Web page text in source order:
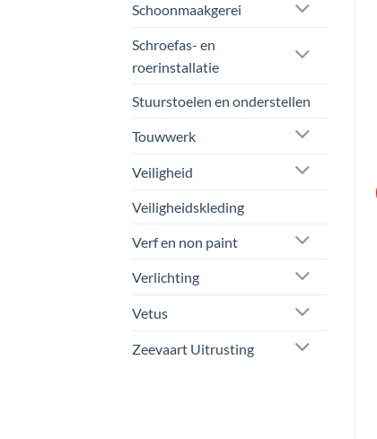
Schoonmaakgerei
Schroefas- en
roerinstallatie
Stuurstoelen en onderstellen
Touwwerk
Veiligheid
Veiligheidskleding
Verf en non paint
Verlichting
Vetus
Zeevaart Uitrusting
Politiereglement zakboek
kanaal van Gent naar